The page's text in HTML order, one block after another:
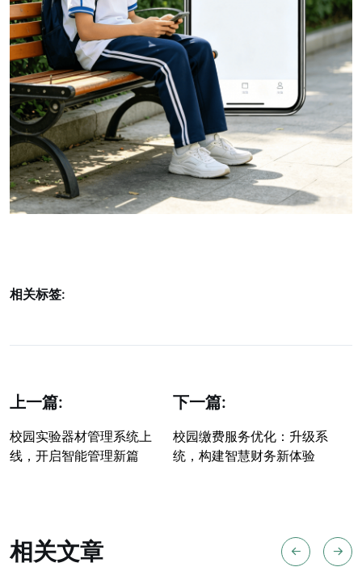
相关标签:
上一篇:
校园实验器材管理系统上
线，开启智能管理新篇
下一篇:
校园缴费服务优化：升级系
统，构建智慧财务新体验
相关文章